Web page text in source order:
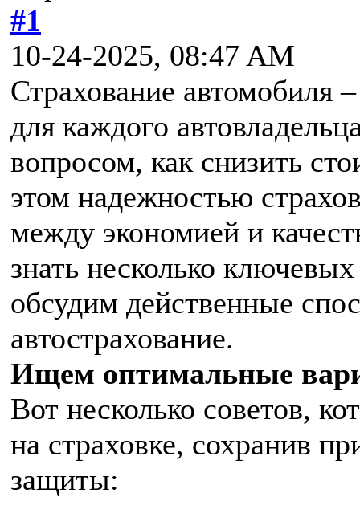
#1
10-24-2025, 08:47 AM
Страхование автомобиля –
для каждого
вопросом, как снизить
этом надежностью
между экономией и
знать несколько
обсудим действенные
автострахование.
Ищем оптимальные
Вот несколько советов,
на страховке, сохранив
защиты: